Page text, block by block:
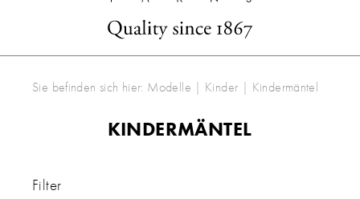
Sie befinden sich hier: Modelle | Kinder | Kindermäntel
KINDERMÄNTEL
Filter